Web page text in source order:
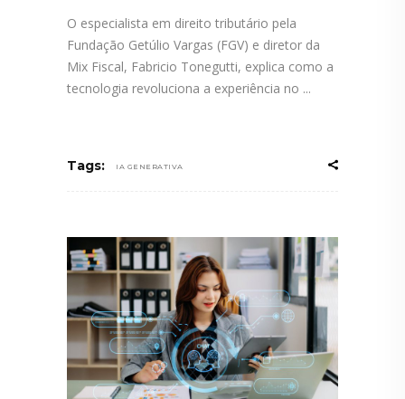
O especialista em direito tributário pela
Fundação Getúlio Vargas (FGV) e diretor da
Mix Fiscal, Fabricio Tonegutti, explica como a
tecnologia revoluciona a experiência no
Tags: IA GENERATIVA